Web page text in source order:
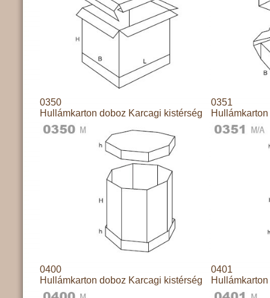
0350
Hullámkarton doboz Karcagi kistérség
0351
0400
Hullámkarton doboz Karcagi kistérség
0401